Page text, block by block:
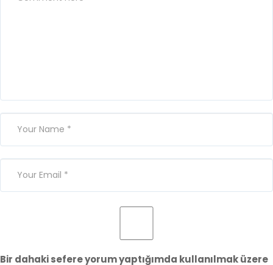
Bir dahaki sefere yorum yaptığımda kullanılmak üzere